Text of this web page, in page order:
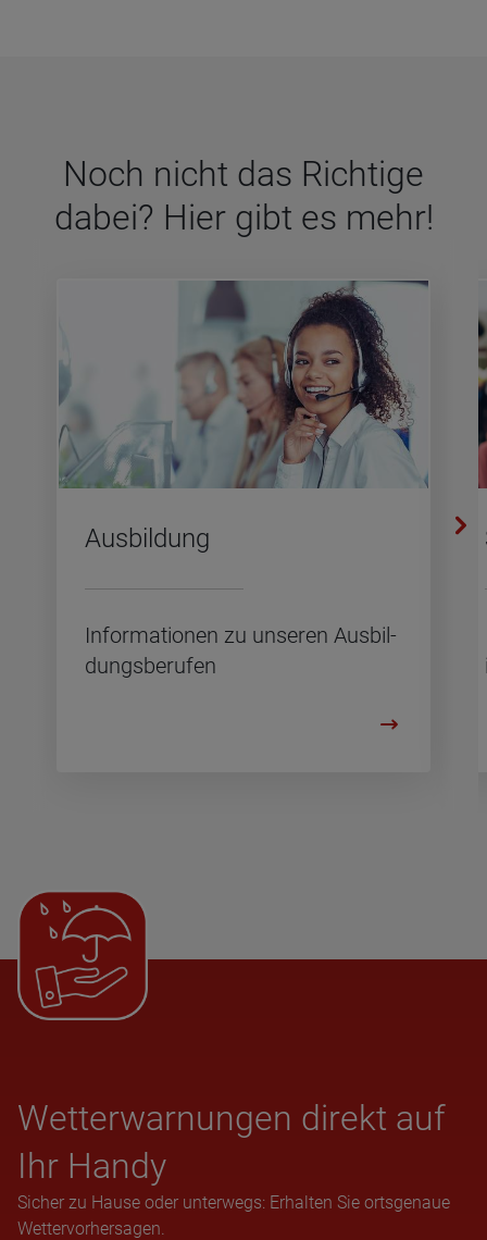
Noch nicht das Rich­tige
dabei? Hier gibt es mehr!
Aus­bil­dung
In­for­ma­tio­nen zu un­se­ren Aus­bil­
dungs­be­ru­fen
Wet­ter­war­nun­gen direkt auf
Ihr Handy
Sicher zu Hause oder unterwegs: Erhalten Sie ortsgenaue
Wettervorhersagen.